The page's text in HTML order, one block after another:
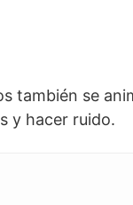
también se
y hacer ruido.